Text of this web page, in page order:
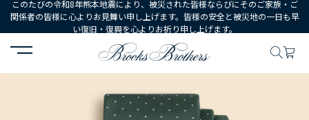
このたびの令和8年熊本地震により、被災された皆様ならびにそのご家族・ご
関係者の皆様に心よりお見舞い申し上げます。皆様の安全と被災地の一日も早
い復旧・復興を心よりお祈り申し上げます。
HOME シューズ・アクセサリー ネクタイ・ポケットチーフ